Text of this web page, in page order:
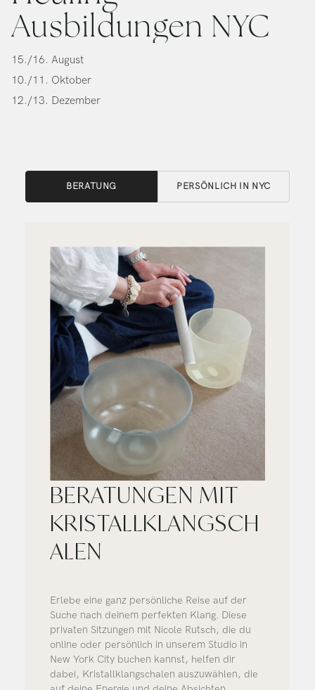
Ausbildungen NYC
15./16. August
10./11. Oktober
12./13. Dezember
BERATUNG PERSÖNLICH IN NYC
BERATUNGEN MIT
KRISTALLKLANGSCH
ALEN
Erlebe eine ganz persönliche Reise auf der
Suche nach deinem perfekten Klang. Diese
privaten Sitzungen mit Nicole Rutsch, die du
online oder persönlich in unserem Studio in
New York City buchen kannst, helfen dir
dabei, Kristallklangschalen auszuwählen, die